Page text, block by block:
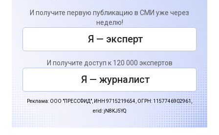
И получите первую публикацию в СМИ уже через
неделю!
Я — эксперт
И получите доступ к 120 000 экспертов
Я — журналист
Реклама: ООО "ПРЕССФИД", ИНН 9715219654, ОГРН: 1157746902961,
erid: jN8KJ5YQ